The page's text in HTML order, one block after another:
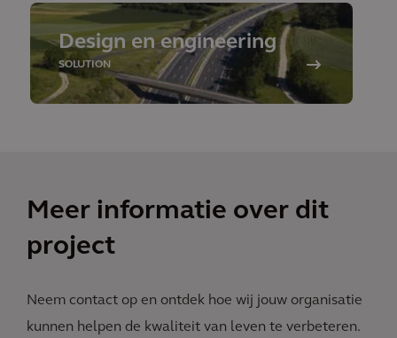
Design en engineering
SOLUTION
Meer informatie over dit
project
Neem contact op en ontdek hoe wij jouw organisatie
kunnen helpen de kwaliteit van leven te verbeteren.